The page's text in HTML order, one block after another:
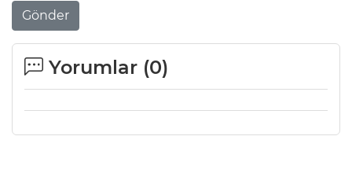
Gönder
Yorumlar (0)